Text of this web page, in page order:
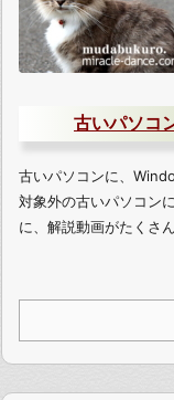
古いパソコ
古いパソコンに、
対象外の古いパソコン
に、解説動画がたくさ